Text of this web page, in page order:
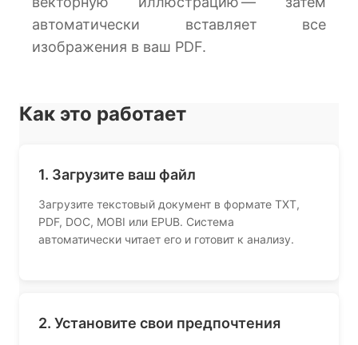
автоматически вставляет все
изображения в ваш PDF.
Как это работает
1. Загрузите ваш файл
Загрузите текстовый документ в формате TXT,
PDF, DOC, MOBI или EPUB. Система
автоматически читает его и готовит к анализу.
2. Установите свои предпочтения